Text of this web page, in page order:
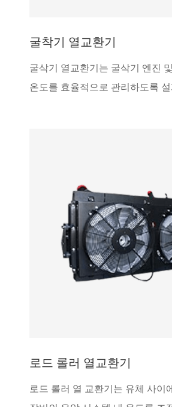
굴착기 열교환기
굴삭기 열교환기는 굴삭기 엔진
온도를 효율적으로 관리하도록 설
로드 롤러 열교환기
로드 롤러 열 교환기는 유체 사이